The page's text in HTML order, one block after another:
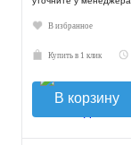
В избранное
Купить в 1 клик